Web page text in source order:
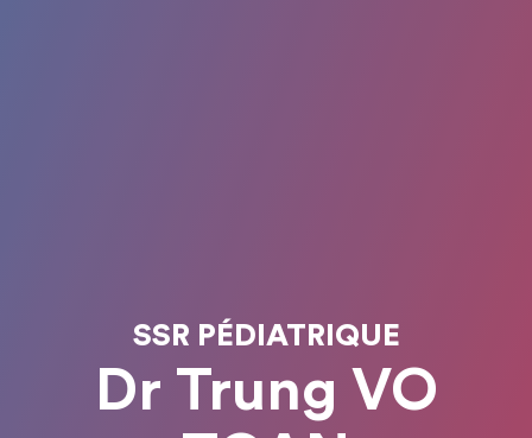
SSR PÉDIATRIQUE
Dr Trung VO